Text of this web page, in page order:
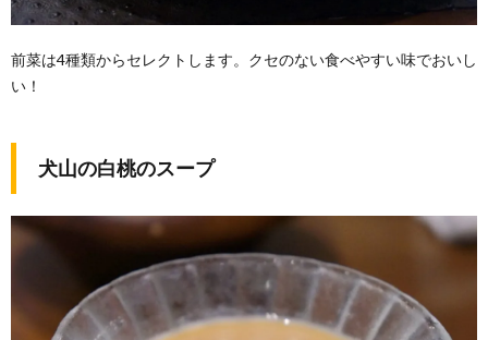
前菜は4種類からセレクトします。クセのない食べやすい味でおいし
い！
犬山の白桃のスープ